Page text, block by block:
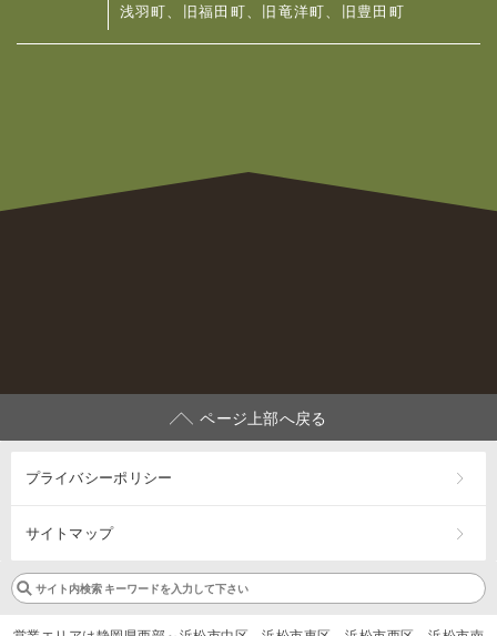
浅羽町、旧福田町、旧竜洋町、旧豊田町
ページ上部へ戻る
プライバシーポリシー
サイトマップ